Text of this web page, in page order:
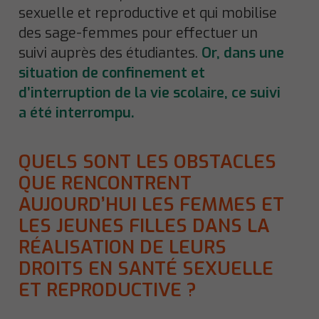
sexuelle et reproductive et qui mobilise
des sage-femmes pour effectuer un
suivi auprès des étudiantes. Or, dans une
situation de confinement et
d’interruption de la vie scolaire, ce suivi
a été interrompu.
QUELS SONT LES OBSTACLES
QUE RENCONTRENT
AUJOURD’HUI LES FEMMES ET
LES JEUNES FILLES DANS LA
RÉALISATION DE LEURS
DROITS EN SANTÉ SEXUELLE
ET REPRODUCTIVE ?